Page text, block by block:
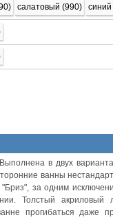
салатовый (990)
в двух
ванны
за одним
Толстый
прогибаться даже